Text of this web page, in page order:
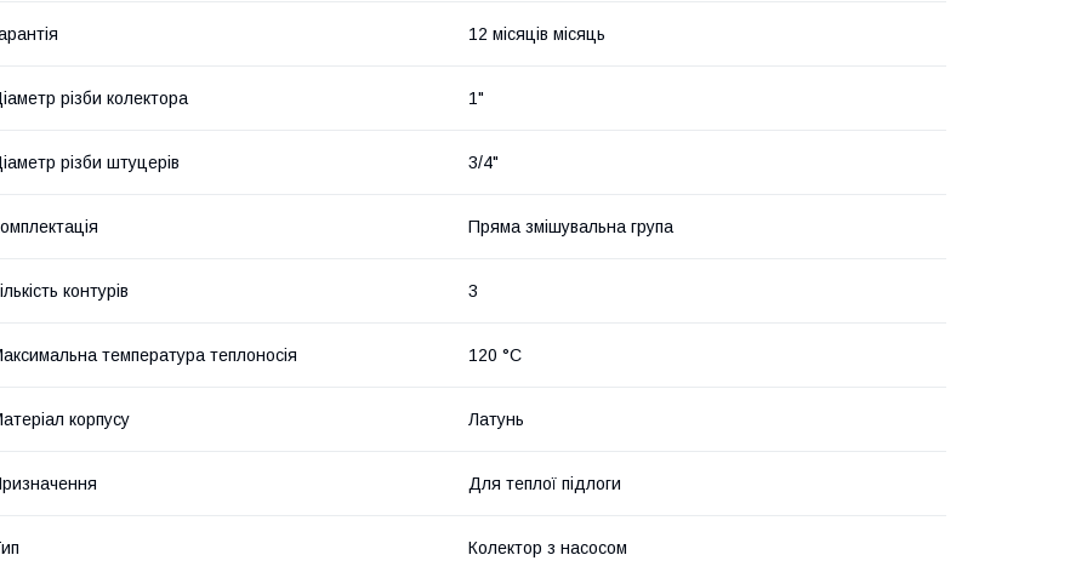
12 місяців місяць
різби колектора 1"
різби штуцерів 3/4"
Пряма змішувальна група
контурів 3
температура теплоносія 120 °C
корпусу Латунь
Для теплої підлоги
Колектор з насосом